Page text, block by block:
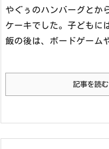
やぐぅのハンバーグとか
ケーキでした。子どもに
飯の後は、ボードゲーム
記事を読む